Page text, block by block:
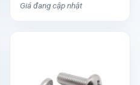
Giá đang cập nhật